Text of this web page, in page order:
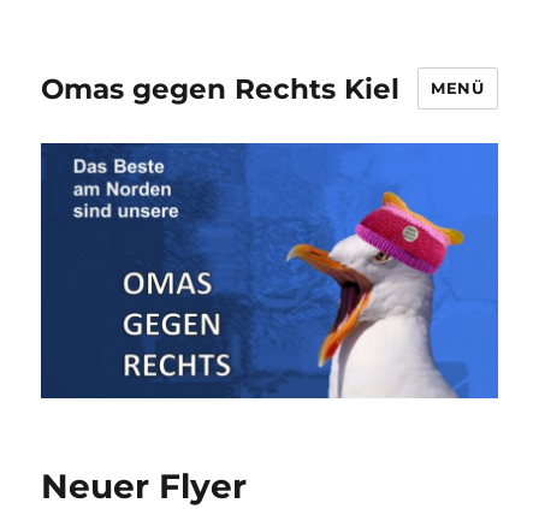
Omas gegen Rechts Kiel MENÜ
Neuer Flyer